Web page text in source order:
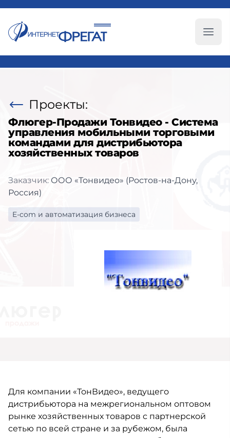
Проекты:
Флюгер-Продажи Тонвидео - Система
управления мобильными торговыми
командами для дистрибьютора
хозяйственных товаров
Заказчик: ООО «Тонвидео» (Ростов-на-Дону,
Россия)
E-com и автоматизация бизнеса
Для компании «ТонВидео», ведущего
дистрибьютора на межрегиональном оптовом
рынке хозяйственных товаров с партнерской
сетью по всей стране и за рубежом, была